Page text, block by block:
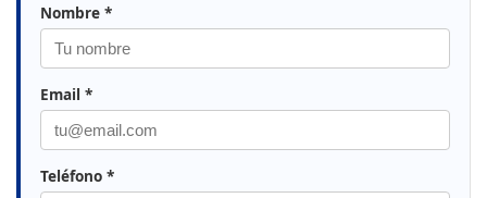
Nombre *
Email *
Teléfono *